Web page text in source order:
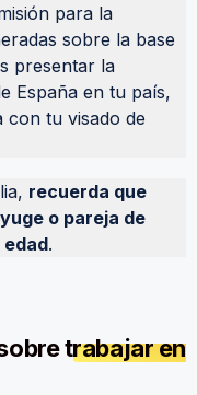
para la
sobre la base
presentar la
España en tu país,
con tu visado de
recuerda que
o pareja de
edad.
trabajar en